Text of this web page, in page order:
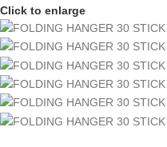
Click to enlarge